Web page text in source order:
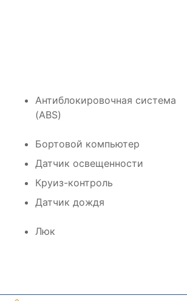
Антиблокировочная система
(ABS)
Бортовой компьютер
Датчик освещенности
Круиз-контроль
Датчик дождя
Люк